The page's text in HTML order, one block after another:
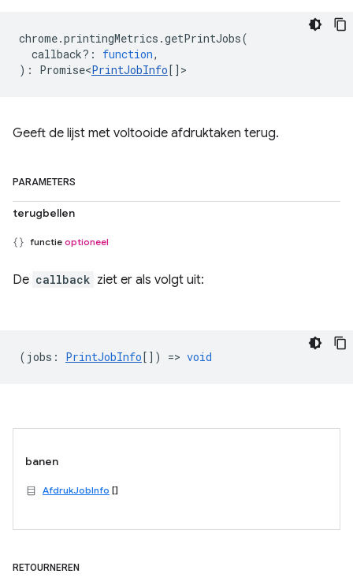
chrome.printingMetrics .getPrintJobs(
callback? : function,
) : Promise<PrintJobInfo[] >
Geeft de lijst met voltooide afdruktaken terug.
PARAMETERS
terugbellen
functie optioneel
De callback ziet er als volgt uit:
( jobs : PrintJobInfo[]) => void
banen
AfdrukJobInfo []
RETOURNEREN